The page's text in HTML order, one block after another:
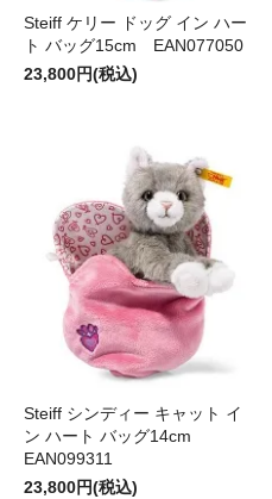
Steiff ケリー ドッグ イン ハー
ト バッグ15cm EAN077050
23,800円(税込)
Steiff シンディー キャット イ
ン ハート バッグ14cm
EAN099311
23,800円(税込)